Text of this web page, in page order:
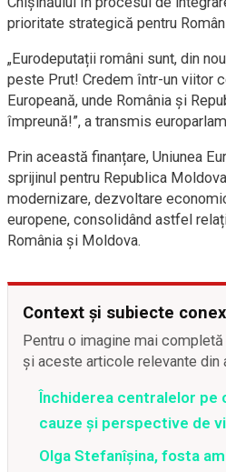
prioritate strategică pentru
„Eurodeputații români sunt, din
peste Prut! Credem într-un viitor
Europeană, unde România și
împreună!”, a transmis
Prin această finanțare, Uniunea
sprijinul pentru Republica
modernizare, dezvoltare
europene, consolidând astfel
România și Moldova.
Context și subiecte
Pentru o imagine mai
și aceste articole relevante din
Închiderea centralelor pe
cauze și perspective de
Olga Stefanîşina, fosta